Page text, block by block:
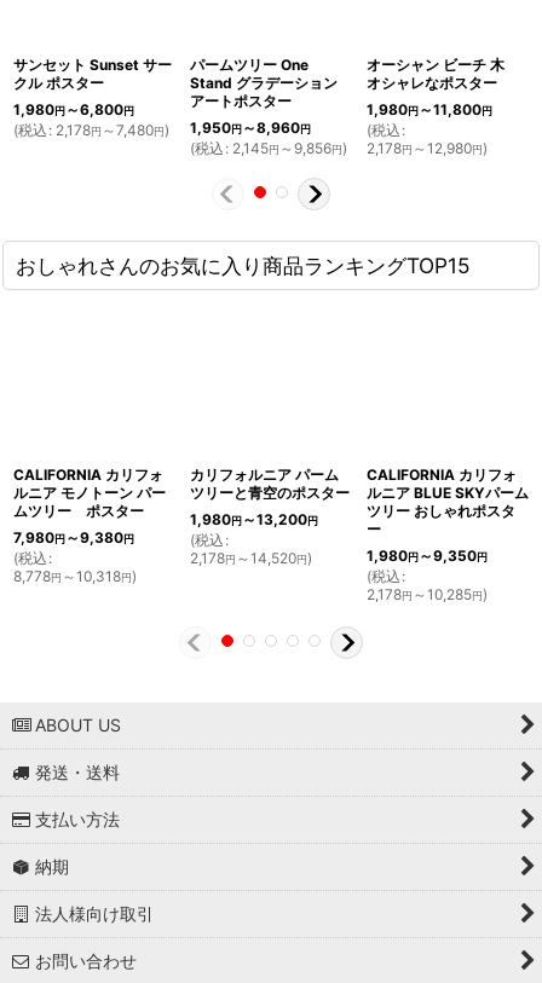
サンセット Sunset サー
クル ポスター
1,980円～6,800円
(税込 : 2,178円 ～7,480円)
パームツリー One
Stand グラデーション
アートポスター
1,950円～8,960円
(税込 : 2,145円 ～9,856円)
オーシャン ビーチ 木
オシャレなポスター
1,980円～11,800円
(税込 :
2,178円 ～12,980円)
おしゃれさんのお気に入り商品ランキングTOP15
CALIFORNIA カリフォ
ルニア モノトーン パー
ムツリー ポスター
7,980円～9,380円
(税込 :
8,778円 ～10,318円)
カリフォルニア パーム
ツリーと青空のポスター
1,980円～13,200円
(税込 :
2,178円 ～14,520円)
CALIFORNIA カリフォ
ルニア BLUE SKYパーム
ツリー おしゃれポスタ
ー
1,980円～9,350円
(税込 :
2,178円 ～10,285円)
ABOUT US
発送・送料
支払い方法
納期
法人様向け取引
お問い合わせ